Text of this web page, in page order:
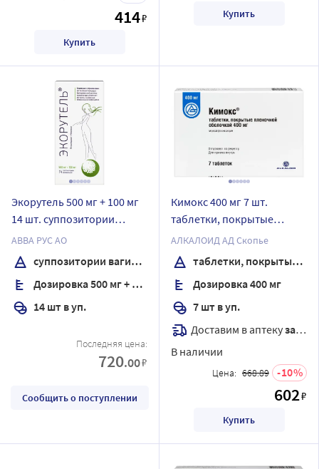
414₽
Купить
Купить
Экорутель 500 мг + 100 мг
14 шт. суппозитории
вагинальные
АВВА РУС АО
суппозитории вагинальные
Дозировка 500 мг + 100 мг
14 шт в уп.
Последняя цена:
720.00₽
Сообщить о поступлении
Кимокс 400 мг 7 шт.
таблетки, покрытые
пленочной оболочкой
АЛКАЛОИД АД Скопье
таблетки, покрытые пленочной оболочкой
Дозировка 400 мг
7 шт в уп.
Доставим в аптекузавтра
В наличии
Цена: 668.89 10
602₽
Купить